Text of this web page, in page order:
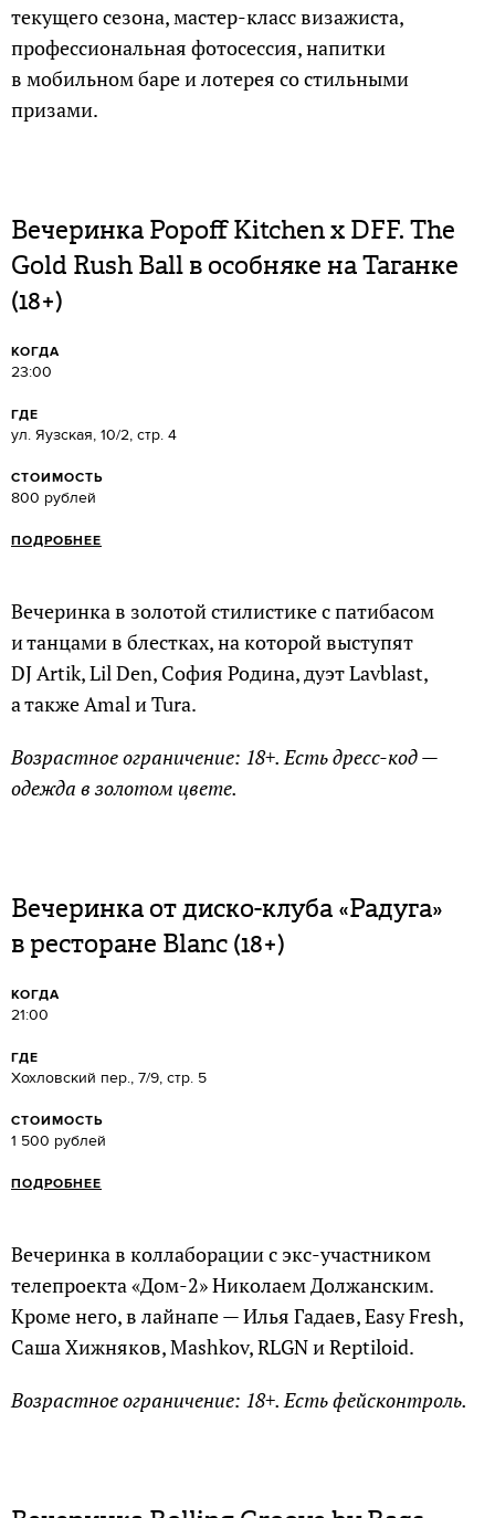
текущего сезона, мастер-класс визажиста,
профессиональная фотосессия, напитки
в мобильном баре и лотерея со стильными
призами.
Вечеринка Popoff Kitchen x DFF. The
Gold Rush Ball в особняке на Таганке
(18+)
КОГДА
23:00
ГДЕ
ул. Яузская, 10/2, стр. 4
СТОИМОСТЬ
800 рублей
ПОДРОБНЕЕ
Вечеринка в золотой стилистике с патибасом
и танцами в блестках, на которой выступят
DJ Artik, Lil Den, София Родина, дуэт Lavblast,
а также Amal и Tura.
Возрастное ограничение: 18+. Есть дресс-код —
одежда в золотом цвете.
Вечеринка от диско-клуба «Радуга»
в ресторане Blanc (18+)
КОГДА
21:00
ГДЕ
Хохловский пер., 7/9, стр. 5
СТОИМОСТЬ
1 500 рублей
ПОДРОБНЕЕ
Вечеринка в коллаборации с экс-участником
телепроекта «Дом-2» Николаем Должанским.
Кроме него, в лайнапе — Илья Гадаев, Easy Fresh,
Саша Хижняков, Mashkov, RLGN и Reptiloid.
Возрастное ограничение: 18+. Есть фейсконтроль.